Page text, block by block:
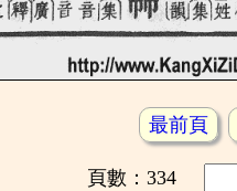
最前頁
頁數：334